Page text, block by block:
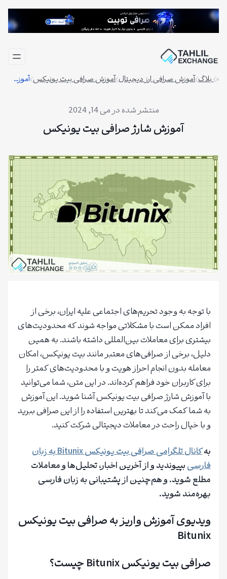
رفتن
بلاگ آموزش صرافی ارز دیجیتال آموزش صرافی بیت یونیکس آموزش شارژ صرافی بیت یونیکس
می 14, 2024
آموزش شارژ صرافی بیت یونیکس
با توجه به وجود تحریم‌های اجتماعی علیه ایران، برخی از
افراد ممکن است با مشکلاتی مواجه شوند که محدودیت‌های
بیشتری برای معاملات بین‌المللی داشته باشند. به همین
دلیل، برخی از صرافی‌های معتبر مانند بیت یونیکس، امکان
معامله بدون انجام احراز هویت و با محدودیت‌های کمتر را
برای کاربران خود فراهم کرده‌اند. در این متن، شما می‌توانید
با آموزش شارژ صرافی بیت یونیکس آشنا شوید. این آموزش
به شما کمک می‌کند تا بهترین استفاده را از این صرافی ببرید
و با خیال راحت در معاملات دیجیتالی شرکت کنید.
به
کانال تلگرامی صرافی بیت یونیکس Bitunix به زبان
فارسیبپیوندید و از آخرین اخبار، تحلیل‌ها و معاملات
مطلع شوید.و هم‌چنین از پشتیبانی به زبان فارسی
بهره‌مند شوید.
ویدیوی آموزش واریز به صرافی بیت یونیکس
Bitunix
صرافی بیت یونیکس Bitunix چیست؟